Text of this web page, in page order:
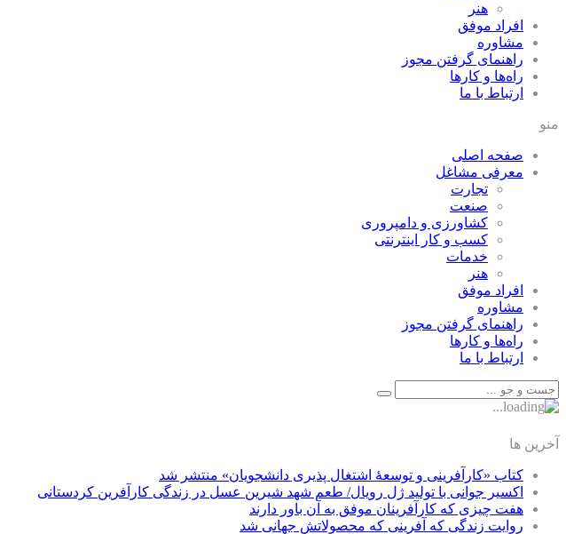
هنر
افراد موفق
مشاوره
راهنمای گرفتن مجوز
راه‌ها و كارها
ارتباط با ما
منو
صفحه اصلی
معرفی مشاغل
تجارت
صنعت
كشاورزی و دامپروری
كسب و كار اينترنتی
خدمات
هنر
افراد موفق
مشاوره
راهنمای گرفتن مجوز
راه‌ها و كارها
ارتباط با ما
آخرین ها
کتاب «کارآفرینی و توسعۀ اشتغال پذیری دانشجویان» منتشر شد
اکسیر جوانی با تولید ژل رویال/ طعم شهد شیرین عسل‌ در زندگی کارآفرین کردستانی
هفت چیزی که کارآفرینان موفق به آن باور دارند
روایت زندگی که آفرینی که محصولاتش جهانی شد